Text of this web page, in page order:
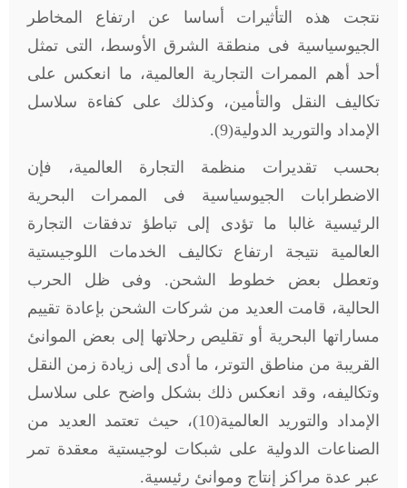
نتجت هذه التأثيرات أساسا عن ارتفاع المخاطر
الجيوسياسية فى منطقة الشرق الأوسط، التى تمثل
أحد أهم الممرات التجارية العالمية، ما انعكس على
تكاليف النقل والتأمين، وكذلك على كفاءة سلاسل
الإمداد والتوريد الدولية(9).
بحسب تقديرات منظمة التجارة العالمية، فإن
الاضطرابات الجيوسياسية فى الممرات البحرية
الرئيسية غالبا ما تؤدى إلى تباطؤ تدفقات التجارة
العالمية نتيجة ارتفاع تكاليف الخدمات اللوجيستية
وتعطل بعض خطوط الشحن. وفى ظل الحرب
الحالية، قامت العديد من شركات الشحن بإعادة تقييم
مساراتها البحرية أو تقليص رحلاتها إلى بعض الموانئ
القريبة من مناطق التوتر، ما أدى إلى زيادة زمن النقل
وتكاليفه، وقد انعكس ذلك بشكل واضح على سلاسل
الإمداد والتوريد العالمية(10)، حيث تعتمد العديد من
الصناعات الدولية على شبكات لوجيستية معقدة تمر
عبر عدة مراكز إنتاج وموانئ رئيسية.